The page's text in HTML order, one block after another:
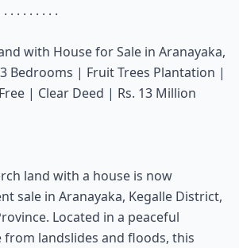
. . . . . . . .
with House for Sale in Aranayaka,
Bedrooms | Fruit Trees Plantation |
| Clear Deed | Rs. 13 Million
land with a house is now
sale in Aranayaka, Kegalle District,
Located in a peaceful
landslides and floods, this